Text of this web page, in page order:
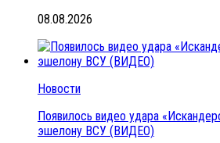
08.08.2026
Новости
Появилось видео удара
эшелону ВСУ (ВИДЕО)